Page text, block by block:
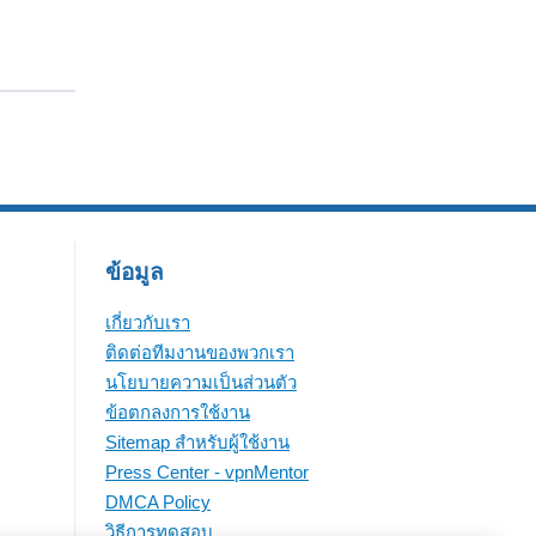
ข้อมูล
เกี่ยวกับเรา
ติดต่อทีมงานของพวกเรา
นโยบายความเป็นส่วนตัว
ข้อตกลงการใช้งาน
Sitemap สำหรับผู้ใช้งาน
Press Center - vpnMentor
DMCA Policy
วิธีการทดสอบ